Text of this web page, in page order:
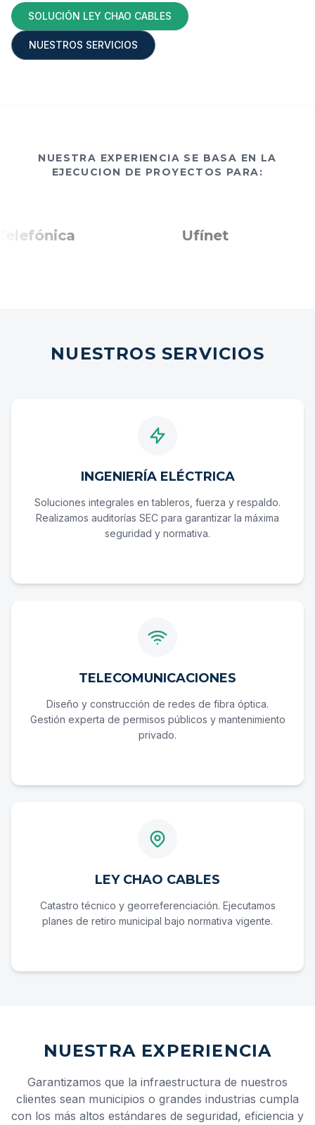
SOLUCIÓN LEY CHAO CABLES
NUESTROS SERVICIOS
NUESTRA EXPERIENCIA SE BASA EN LA
EJECUCION DE PROYECTOS PARA:
Ufínet
NUESTROS SERVICIOS
INGENIERÍA ELÉCTRICA
Soluciones integrales en tableros, fuerza y respaldo.
Realizamos auditorías SEC para garantizar la máxima
seguridad y normativa.
TELECOMUNICACIONES
Diseño y construcción de redes de fibra óptica.
Gestión experta de permisos públicos y mantenimiento
privado.
LEY CHAO CABLES
Catastro técnico y georreferenciación. Ejecutamos
planes de retiro municipal bajo normativa vigente.
NUESTRA EXPERIENCIA
Garantizamos que la infraestructura de nuestros
clientes sean municipios o grandes industrias cumpla
con los más altos estándares de seguridad, eficiencia y